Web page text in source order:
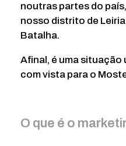
noutras partes do
nosso distrito de
Batalha.
Afinal, é uma
com vista para o
O que é o